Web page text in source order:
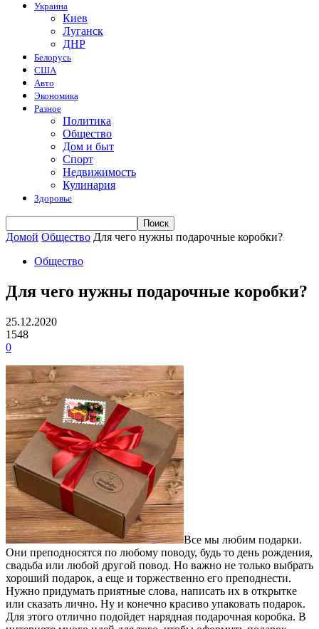
Украина
Киев
Луганск
ДНР
Белорусь
США
Авто
Экономика
Разное
Политика
Общество
Дом и быт
Спорт
Недвижимость
Кулинария
Здоровье
Домой Общество Для чего нужны подарочные коробки?
Общество
Для чего нужны подарочные коробки?
25.12.2020
1548
0
Все мы любим подарки.
Они преподносятся по любому поводу, будь то день рождения,
свадьба или любой другой повод. Но важно не только выбрать
хороший подарок, а еще и торжественно его преподнести.
Нужно придумать приятные слова, написать их в открытке
или сказать лично. Ну и конечно красиво упаковать подарок.
Для этого отлично подойдет нарядная подарочная коробка. В